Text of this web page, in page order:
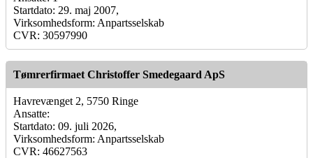
Startdato: 29. maj 2007,
Virksomhedsform: Anpartsselskab
CVR: 30597990
Tømrerfirmaet Christoffer Smedegaard ApS
Havrevænget 2, 5750 Ringe
Ansatte:
Startdato: 09. juli 2026,
Virksomhedsform: Anpartsselskab
CVR: 46627563